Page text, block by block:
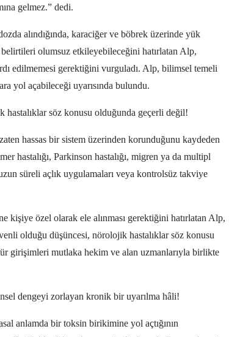
gelmez.” dedi.
alındığında, karaciğer ve böbrek üzerinde yük
olumsuz etkileyebileceğini hatırlatan Alp,
edilmemesi gerektiğini vurguladı. Alp, bilimsel temeli
yol açabileceği uyarısında bulundu.
söz konusu olduğunda geçerli değil!
hassas bir sistem üzerinden korunduğunu kaydeden
hastalığı, Parkinson hastalığı, migren ya da multipl
süreli açlık uygulamaları veya kontrolsüz takviye
kişiye özel olarak ele alınması gerektiğini hatırlatan Alp,
olduğu düşüncesi, nörolojik hastalıklar söz konusu
girişimleri mutlaka hekim ve alan uzmanlarıyla birlikte
dengeyi zorlayan kronik bir uyarılma hâli!
anlamda bir toksin birikimine yol açtığının